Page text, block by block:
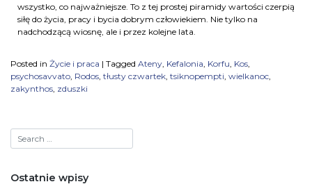
wszystko, co najważniejsze. To z tej prostej piramidy wartości czerpią
siłę do życia, pracy i bycia dobrym człowiekiem. Nie tylko na
nadchodzącą wiosnę, ale i przez kolejne lata.
Posted in Życie i praca | Tagged Ateny Kefalonia Korfu Kos
psychosavvato Rodos tłusty czwartek tsiknopempti wielkanoc
zakynthos zduszki
Ostatnie wpisy